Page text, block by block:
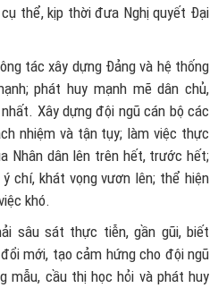
thể, kịp thời đưa Nghị quyết Đại
tác xây dựng Đảng và hệ thống
phát huy mạnh mẽ dân chủ,
Xây dựng đội ngũ cán bộ các
nhiệm và tận tụy; làm việc thực
Nhân dân lên trên hết, trước hết;
chí, khát vọng vươn lên; thể hiện
khó.
sâu sát thực tiễn, gần gũi, biết
mới, tạo cảm hứng cho đội ngũ
mẫu, cầu thị học hỏi và phát huy